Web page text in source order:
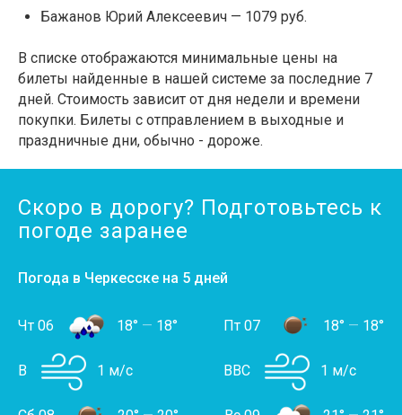
Бажанов Юрий Алексеевич — 1079 руб.
В списке отображаются минимальные цены на
билеты найденные в нашей системе за последние 7
дней. Стоимость зависит от дня недели и времени
покупки. Билеты с отправлением в выходные и
праздничные дни, обычно - дороже.
Скоро в дорогу? Подготовьтесь к
погоде заранее
Погода в Черкесске на 5 дней
Чт 06 18° — 18°
В 1 м/с
Пт 07 18° — 18°
ВВС 1 м/с